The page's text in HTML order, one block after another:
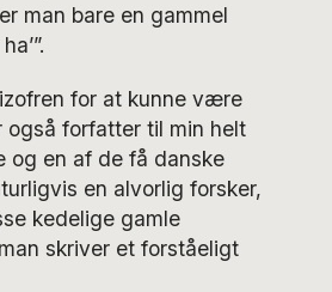
man bare en gammel
for at kunne være
forfatter til min helt
og en af de få danske
en alvorlig forsker,
kedelige gamle
skriver et forståeligt